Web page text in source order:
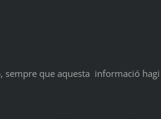
sempre que aquesta informació